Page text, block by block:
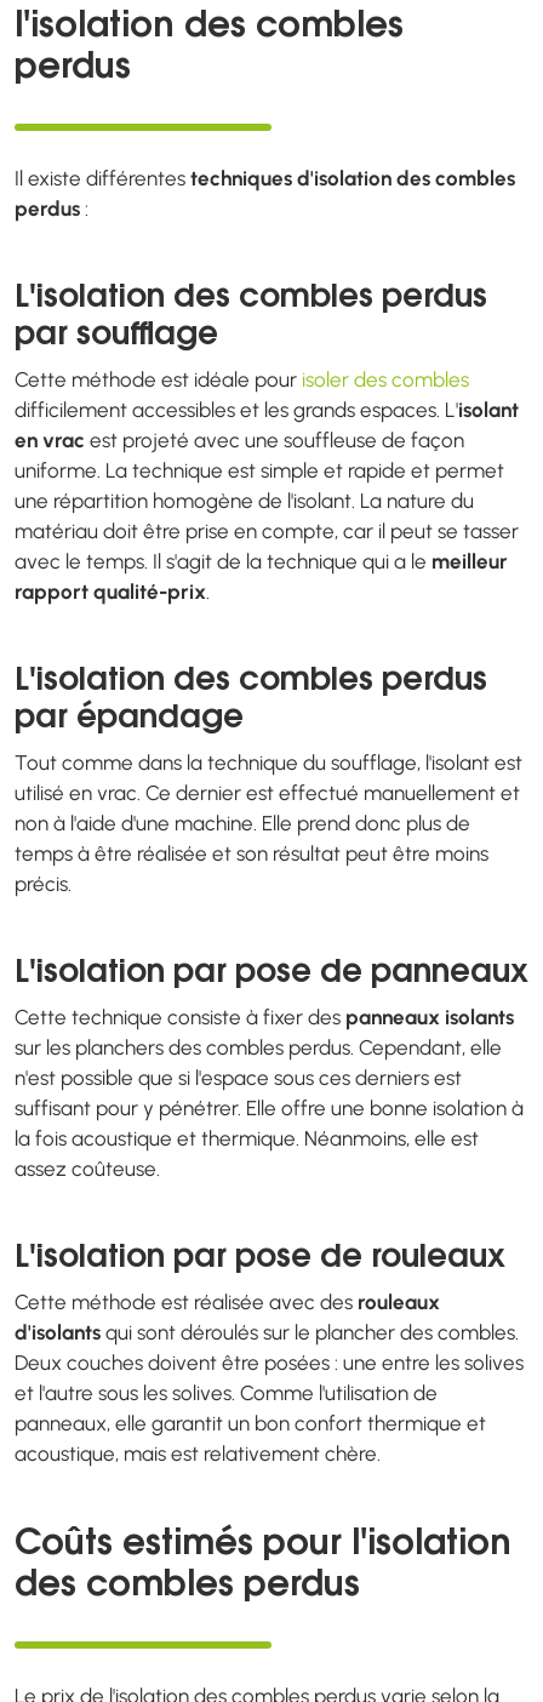
l'isolation des combles
perdus
Il existe différentes techniques d'isolation des combles
perdus :
L'isolation des combles perdus
par soufflage
Cette méthode est idéale pour isoler des combles
difficilement accessibles et les grands espaces. L'isolant
en vrac est projeté avec une souffleuse de façon
uniforme. La technique est simple et rapide et permet
une répartition homogène de l'isolant. La nature du
matériau doit être prise en compte, car il peut se tasser
avec le temps. Il s'agit de la technique qui a le meilleur
rapport qualité-prix.
L'isolation des combles perdus
par épandage
Tout comme dans la technique du soufflage, l'isolant est
utilisé en vrac. Ce dernier est effectué manuellement et
non à l'aide d'une machine. Elle prend donc plus de
temps à être réalisée et son résultat peut être moins
précis.
L'isolation par pose de panneaux
Cette technique consiste à fixer des panneaux isolants
sur les planchers des combles perdus. Cependant, elle
n'est possible que si l'espace sous ces derniers est
suffisant pour y pénétrer. Elle offre une bonne isolation à
la fois acoustique et thermique. Néanmoins, elle est
assez coûteuse.
L'isolation par pose de rouleaux
Cette méthode est réalisée avec des rouleaux
d'isolants qui sont déroulés sur le plancher des combles.
Deux couches doivent être posées : une entre les solives
et l'autre sous les solives. Comme l'utilisation de
panneaux, elle garantit un bon confort thermique et
acoustique, mais est relativement chère.
Coûts estimés pour l'isolation
des combles perdus
Le prix de l'isolation des combles perdus varie selon la